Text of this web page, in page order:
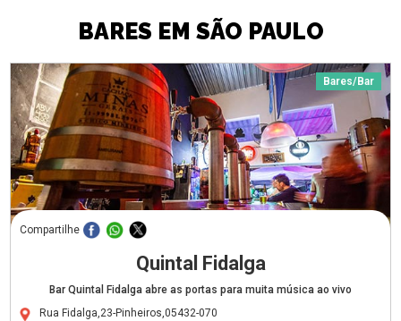
BARES EM SÃO PAULO
Bares/Bar
Compartilhe
Quintal Fidalga
Bar Quintal Fidalga abre as portas para muita música ao vivo
Rua Fidalga,23-Pinheiros,05432-070